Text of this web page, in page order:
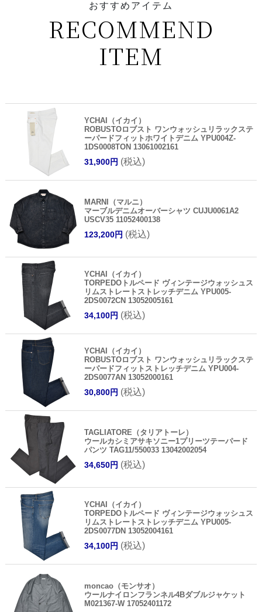
おすすめアイテム
RECOMMEND
ITEM
YCHAI（イカイ）
ROBUSTOロブスト ワンウォッシュリラックステ
ーパードフィットホワイトデニム YPU004Z-
1DS0008TON 13061002161
31,900円 (税込)
MARNI（マルニ）
マーブルデニムオーバーシャツ CUJU0061A2
USCV35 11052400138
123,200円 (税込)
YCHAI（イカイ）
TORPEDOトルペード ヴィンテージウォッシュス
リムストレートストレッチデニム YPU005-
2DS0072CN 13052005161
34,100円 (税込)
YCHAI（イカイ）
ROBUSTOロブスト ワンウォッシュリラックステ
ーパードフィットストレッチデニム YPU004-
2DS0077AN 13052000161
30,800円 (税込)
TAGLIATORE（タリアトーレ）
ウールカシミアサキソニー1プリーツテーパード
パンツ TAG11/550033 13042002054
34,650円 (税込)
YCHAI（イカイ）
TORPEDOトルペード ヴィンテージウォッシュス
リムストレートストレッチデニム YPU005-
2DS0077DN 13052004161
34,100円 (税込)
moncao（モンサオ）
ウールナイロンフランネル4Bダブルジャケット
M021367-W 17052401172